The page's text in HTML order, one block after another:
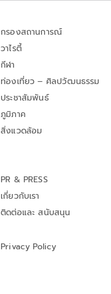
กรองสถานการณ์
วาไรตี้
กีฬา
ท่องเที่ยว – ศิลปวัฒนธรรม
ประชาสัมพันธ์
ภูมิภาค
สิ่งแวดล้อม
PR & PRESS
เกี่ยวกับเรา
ติดต่อและ สนับสนุน
Privacy Policy